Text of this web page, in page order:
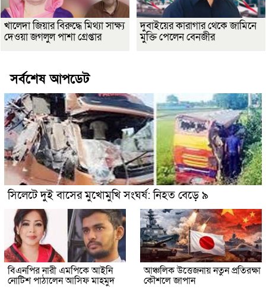
খালেদা জিয়ার বিরুদ্ধে মিথ্যা সাক্ষ্য
দেওয়া জগলুল পাশা গ্রেপ্তার
দুবাইয়ের কারাগার থেকে জামিনে
মুক্তি পেলেন বেনজীর
সর্বশেষ আপডেট
সিলেটে দুই বাসের মুখোমুখি সংঘর্ষ: নিহত বেড়ে ৯
বিএনপির নারী এমপিকে আইনি
নোটিশ পাঠালেন আসিফ মাহমুদ
আঞ্চলিক উত্তেজনায় নতুন প্রতিরক্ষা
কৌশলে জাপান